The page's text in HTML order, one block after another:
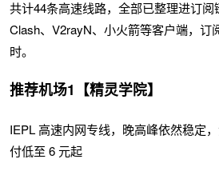
共计44条高速线路，全部已整理进订阅
Clash、V2rayN、小火箭等客户端，订
时。
推荐机场1【精灵学院】
IEPL 高速内网专线，晚高峰依然稳定
付低至 6 元起